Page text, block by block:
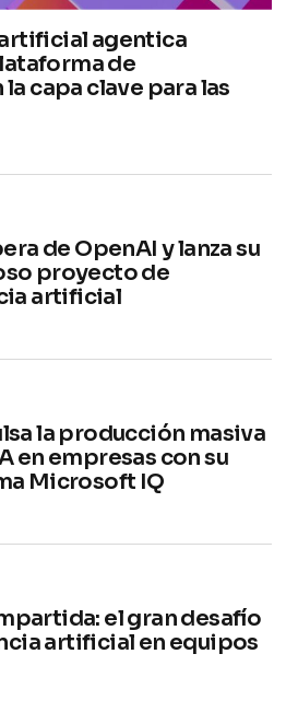
agentica
de
capa clave para las
de OpenAI y lanza su
proyecto de
artificial
la producción masiva
en empresas con su
Microsoft IQ
el gran desafío
artificial en equipos